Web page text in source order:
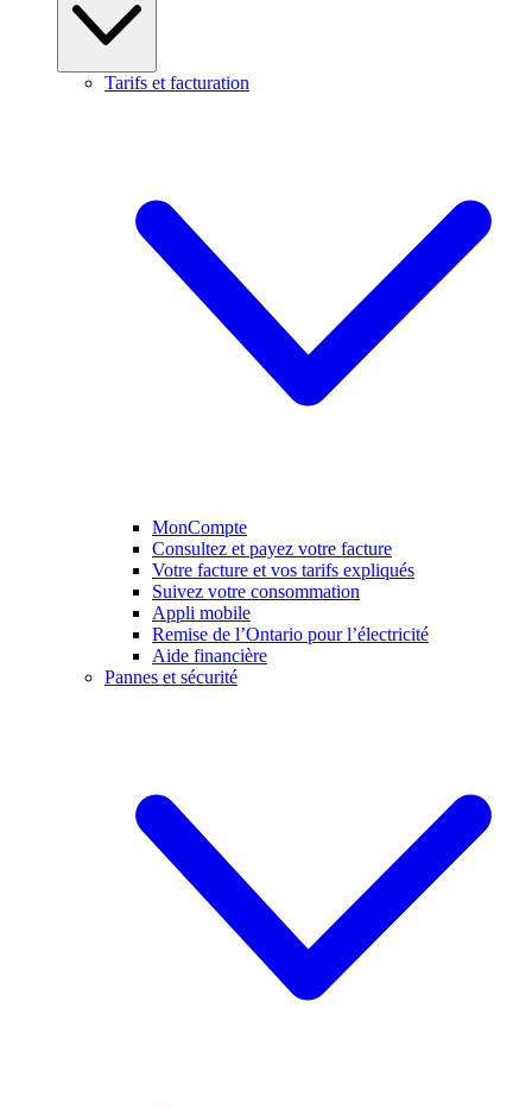
Tarifs et facturation
MonCompte
Consultez et payez votre facture
Votre facture et vos tarifs expliqués
Suivez votre consommation
Appli mobile
Remise de l’Ontario pour l’électricité
Aide financière
Pannes et sécurité